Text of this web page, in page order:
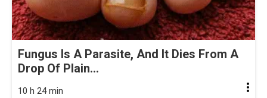
Fungus Is A Parasite, And It Dies From A
Drop Of Plain...
10 h 24 min